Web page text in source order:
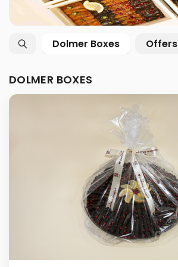
Dolmer Boxes Offers
DOLMER BOXES